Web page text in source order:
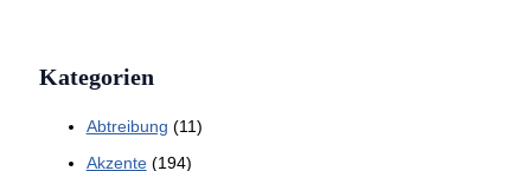
Kategorien
Abtreibung (11)
Akzente(194)